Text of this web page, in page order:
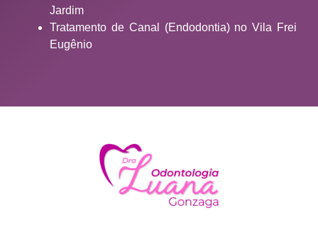
Jardim
Tratamento de Canal (Endodontia) no Vila Frei
Eugênio